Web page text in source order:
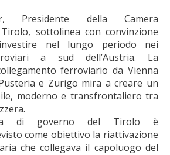
Presidente della Camera
Tirolo, sottolinea con convinzione
nel lungo periodo nei
a sud dell’Austria. La
ferroviario da Vienna
e Zurigo mira a creare un
moderno e transfrontaliero tra
di governo del Tirolo è
come obiettivo la riattivazione
che collegava il capoluogo del